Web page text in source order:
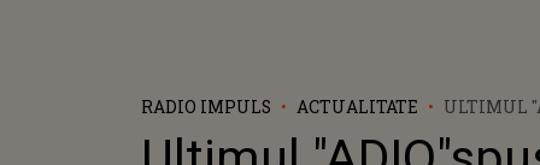
RADIO IMPULS ACTUALITATE
ULTIMUL
BAIA